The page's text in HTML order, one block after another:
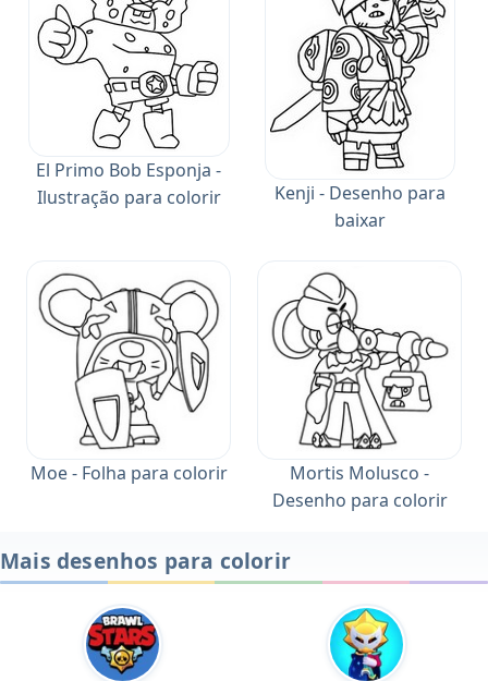
El Primo Bob Esponja -
Ilustração para colorir
Kenji - Desenho para
baixar
Moe - Folha para colorir
Mortis Molusco -
Desenho para colorir
Mais desenhos para colorir